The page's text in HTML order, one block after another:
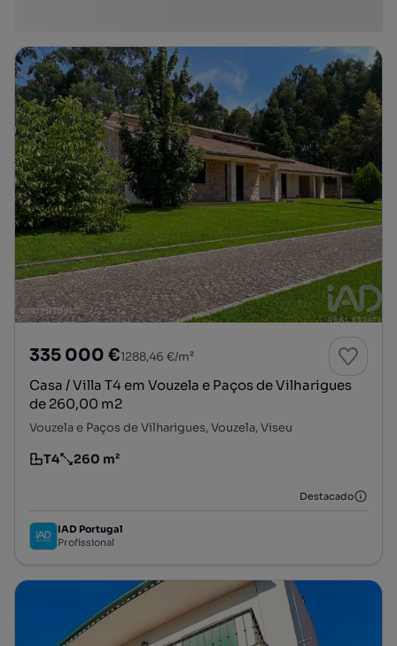
335 000 €1288,46 €/m²
Casa / Villa T4 em Vouzela e Paços de Vilharigues
de 260,00 m2
Vouzela e Paços de Vilharigues, Vouzela, Viseu
Tipologia
T4
Preço por metro quadrado
260 m²
Destacado
IAD Portugal
Profissional